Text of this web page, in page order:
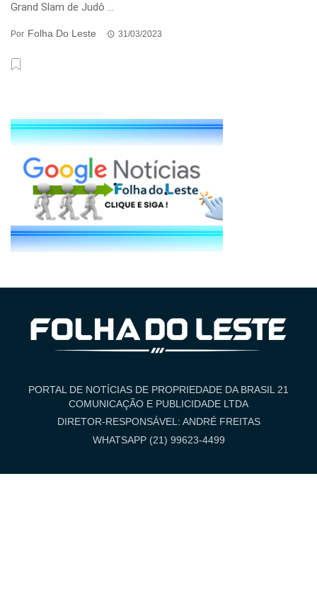
Grand Slam de Judô ...
Por Folha Do Leste 31/03/2023
PORTAL DE NOTÍCIAS DE PROPRIEDADE DA BRASIL 21
COMUNICAÇÃO E PUBLICIDADE LTDA
DIRETOR-RESPONSÁVEL: ANDRÉ FREITAS
WHATSAPP (21) 99623-4499